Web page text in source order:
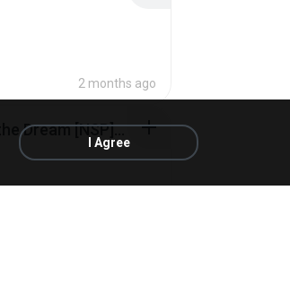
2 months ago
Tomodachi Life Living the Dream [NSP].torrent
I Agree